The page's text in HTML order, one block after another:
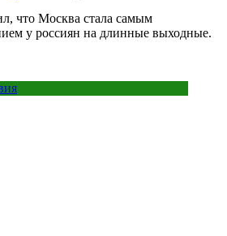
что Москва стала самым
у россиян на длинные выходные.